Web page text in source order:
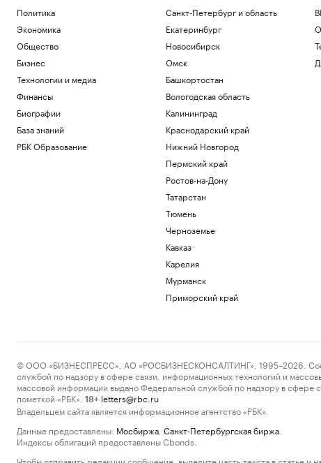
Политика
Экономика
Общество
Бизнес
Технологии и медиа
Финансы
Биографии
База знаний
РБК Образование
Санкт-Петербург и область
Екатеринбург
Новосибирск
Омск
Башкортостан
Вологодская область
Калининград
Краснодарский край
Нижний Новгород
Пермский край
Ростов-на-Дону
Татарстан
Тюмень
Черноземье
Кавказ
Карелия
Мурманск
Приморский край
© ООО «БИЗНЕСПРЕСС», АО «РОСБИЗНЕСКОНСАЛТИНГ», 1995–2026.
службой по надзору в сфере связи, информационных технологий и
массовой информации выдано Федеральной службой по надзору в
пометкой «РБК».
18+ letters@rbc.ru
Владельцем сайта является информационное агентство «РБК».
Данные предоставлены: Мосбиржа Санкт-Петербургская биржа
Индексы облигаций предоставлены Cbonds.